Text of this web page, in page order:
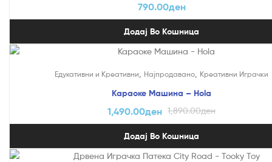
790.00ден
Додај Во Кошница
Едукативни и Креативни Најпродавано Креативни Играчки
Караоке Машина – Hola
1,890.00ден
1,490.00ден
Додај Во Кошница